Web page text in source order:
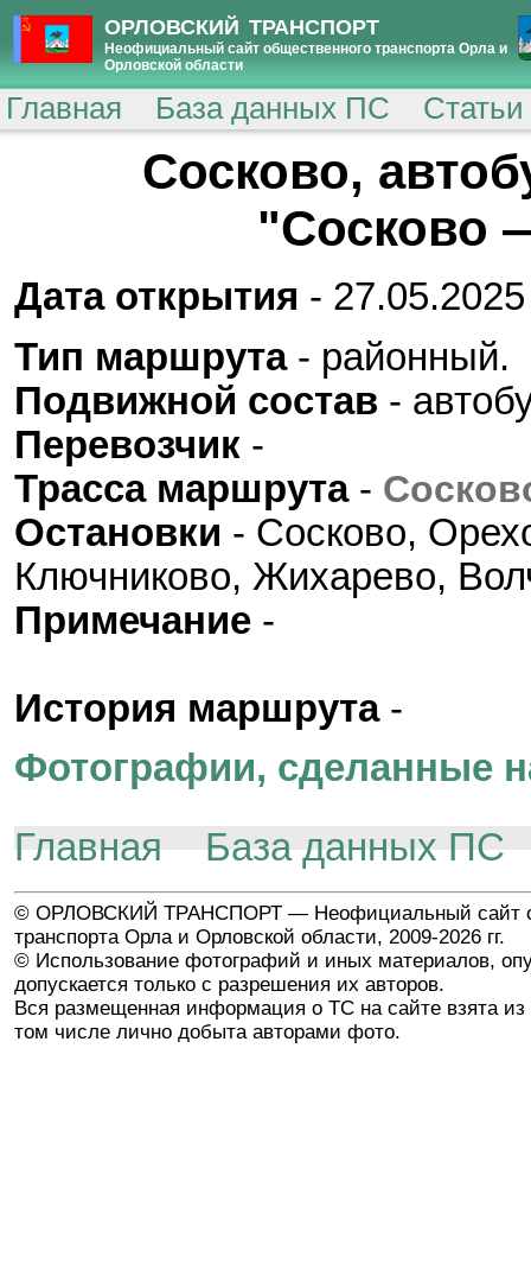
ОРЛОВСКИЙ ТРАНСПОРТ
Неофициальный сайт общественного транспорта Орла и
Орловской области
Главная База данных ПС
Сосково,
"Сосково
Дата открытия - 27.05.2025
Тип маршрута- районный.
Подвижной состав -
Перевозчик -
Трасса маршрута-
Остановки - Сосково,
Ключниково, Жихарево,
Примечание -
История маршрута-
Фотографии, сделанные
Главная
База данных ПС
© ОРЛОВСКИЙ ТРАНСПОРТ — Неофициальный сайт
транспорта Орла и Орловской области, 2009-2026 гг.
© Использование фотографий и иных материалов,
допускается только с разрешения их авторов.
Вся размещенная информация о ТС на сайте взята из
том числе лично добыта авторами фото.